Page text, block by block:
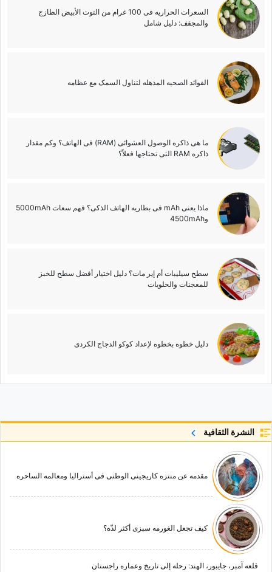
السعرات الحراریه فی 100 غرام من التوت الأبیض الطازج
والمجفف: دلیل شامل
الفوائد الصحیه المذهله لتناول السمک مع عظامه
ما هی ذاکره الوصول العشوائی (RAM) فی الهاتف؟ وکم مقدار
ذاکره RAM التی تحتاجها فعلاً؟
ماذا یعنی mAh فی بطاریه الهاتف الذکی؟ فهم سعات 5000mAh
و4500mAh
سطح سیلیبات أم إیر مات؟ دلیل اختیار أفضل سطح للخبز
للمعجنات والحلویات
دلیل خطوه بخطوه لإعداد کوکو الدجاج الکردی
النشرة الثقافية
مقدمه عن منتزه کاریجینی الوطنی فی أسترالیا ومعالمه الساحره
کیف تجعل الغورمه سبزی أکثر لذّه؟
قلعه آمبر، جایبور، الهند: رحله إلى تاریخ وعماره راجستان